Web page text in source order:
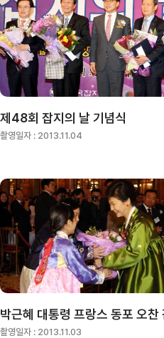
제48회 잡지의 날 기념식
촬영일자 : 2013.11.04
박근혜 대통령 프랑스 동포 오찬
촬영일자 : 2013.11.03